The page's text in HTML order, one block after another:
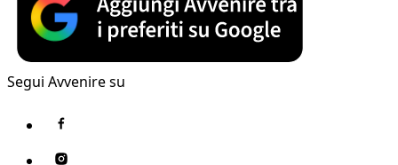
Segui Avvenire su